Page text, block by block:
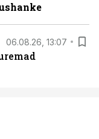
06.08.26, 13:07